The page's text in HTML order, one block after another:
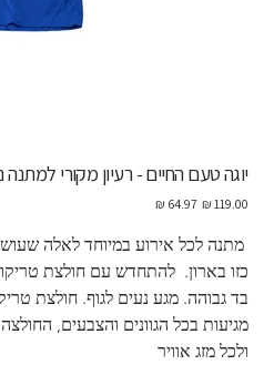
יוגה טעם החיים - רעיון מקורי
מחיר
מחיר
‏64.97 ‏₪
מתנה לכל אירוע במיוחד לאלה
כזו בארון.  להתחדש עם חולצת
מגיעות בכל הגוונים והצבעים,
ולכל מזג אוויר